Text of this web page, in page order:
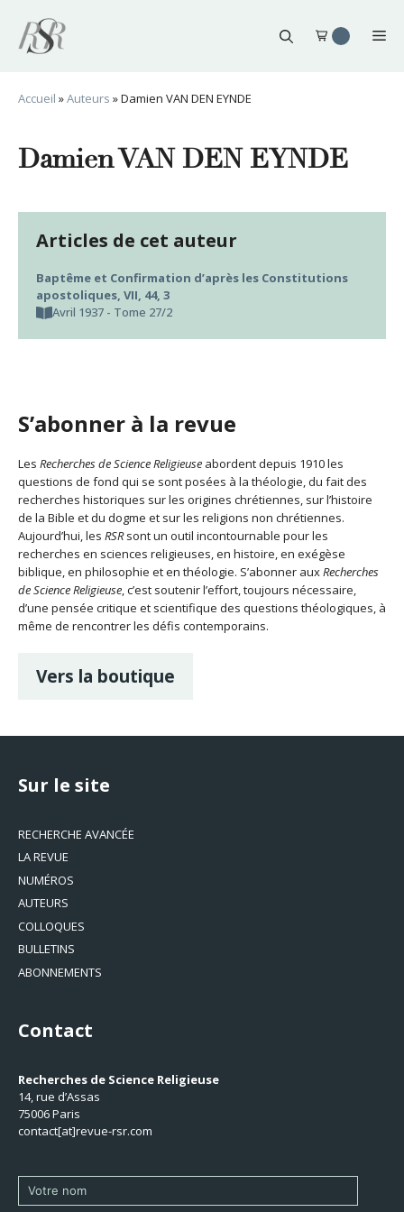
contenu
Accueil »Auteurs »Damien VAN DEN EYNDE
Damien VAN DEN EYNDE
Articles de cet auteur
Baptême et Confirmation d’après les Constitutions
apostoliques, VII, 44, 3
Avril 1937 - Tome 27/2
S’abonner à la revue
Les Recherches de Science Religieuse abordent depuis 1910 les
questions de fond qui se sont posées à la théologie, du fait des
recherches historiques sur les origines chrétiennes, sur l’histoire
de la Bible et du dogme et sur les religions non chrétiennes.
Aujourd’hui, les RSRsont un outil incontournable pour les
recherches en sciences religieuses, en histoire, en exégèse
biblique, en philosophie et en théologie. S’abonner auxRecherches
de Science Religieuse, c’est soutenir l’effort, toujours nécessaire,
d’une pensée critique et scientifique des questions théologiques, à
même de rencontrer les défis contemporains.
Vers la boutique
Sur le site
RECHERCHE AVANCÉE
LA REVUE
NUMÉROS
AUTEURS
COLLOQUES
BULLETINS
ABONNEMENTS
Contact
Recherches de Science Religieuse
14, rue d’Assas
75006 Paris
contact[at]revue-rsr.com